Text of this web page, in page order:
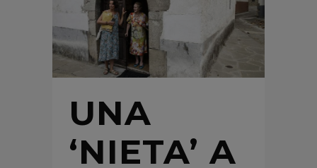
UNA
‘NIETA’ A